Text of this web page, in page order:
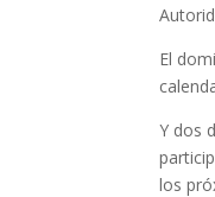
El
Y dos
los